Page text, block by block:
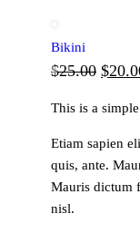
Bikini
$25.00 Le
initial
était :
$
This is a
Etiam sapien
quis, ante.
Mauris dictum
nisl.